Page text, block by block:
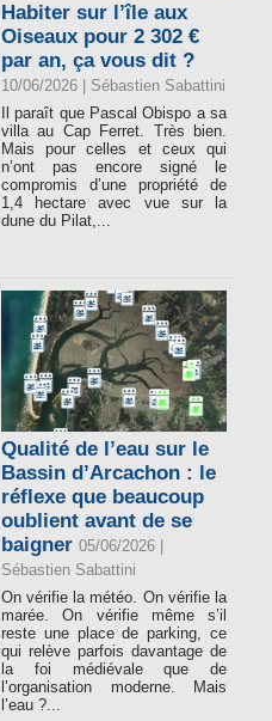
Habiter sur l’île aux
Oiseaux pour 2 302 €
par an, ça vous dit ?
10/06/2026 | Sébastien Sabattini
Il paraît que Pascal Obispo a sa
villa au Cap Ferret. Très bien.
Mais pour celles et ceux qui
n’ont pas encore signé le
compromis d’une propriété de
1,4 hectare avec vue sur la
dune du Pilat,...
Qualité de l’eau sur le
Bassin d’Arcachon : le
réflexe que beaucoup
oublient avant de se
baigner 05/06/2026 |
Sébastien Sabattini
On vérifie la météo. On vérifie la
marée. On vérifie même s’il
reste une place de parking, ce
qui relève parfois davantage de
la foi médiévale que de
l’organisation moderne. Mais
l’eau ?...